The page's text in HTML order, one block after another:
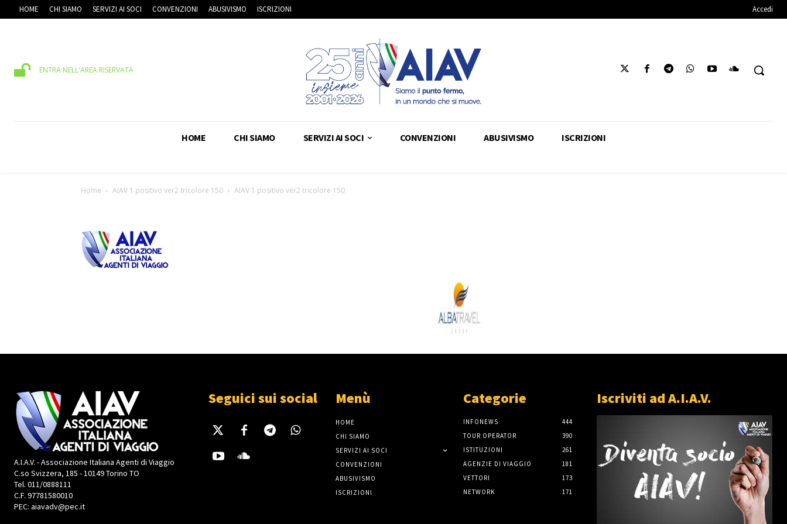
HOME CHI SIAMO SERVIZI AI SOCI CONVENZIONI ABUSIVISMO ISCRIZIONI Accedi
ENTRA NELL'AREA RISERVATA
HOME CHI SIAMO SERVIZI AI SOCI CONVENZIONI ABUSIVISMO ISCRIZIONI
Home AIAV 1 positivo ver2 tricolore 150 AIAV 1 positivo ver2 tricolore 150
A.I.A.V. - Associazione Italiana Agenti di Viaggio
C.so Svizzera, 185 - 10149 Torino TO
Tel. 011/0888111
C.F. 97781580010
PEC: aiavadv@pec.it
Seguici sui social Menù
HOME
CHI SIAMO
SERVIZI AI SOCI
CONVENZIONI
ABUSIVISMO
ISCRIZIONI
Categorie
INFONEWS
444
TOUR OPERATOR
390
ISTITUZIONI
261
AGENZIE DI VIAGGIO
181
VETTORI
173
NETWORK
171
Iscriviti ad A.I.A.V.